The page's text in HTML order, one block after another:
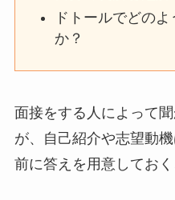
ドトールでどの
か？
面接をする人によって
が、自己紹介や志望動
前に答えを用意してお